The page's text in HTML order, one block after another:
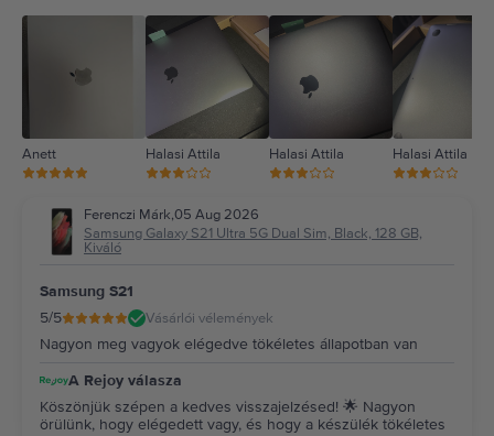
2
Anett Halasi Attila Halasi Attila Halasi Attila
Ferenczi Márk,05 Aug 2026
Samsung Galaxy S21 Ultra 5G Dual Sim, Black, 128 GB,
Kiváló
Samsung S21
5/5 Vásárlói vélemények
Nagyon meg vagyok elégedve tökéletes állapotban van
A Rejoy válasza
Köszönjük szépen a kedves visszajelzésed! 🌟 Nagyon
örülünk, hogy elégedett vagy, és hogy a készülék tökéletes